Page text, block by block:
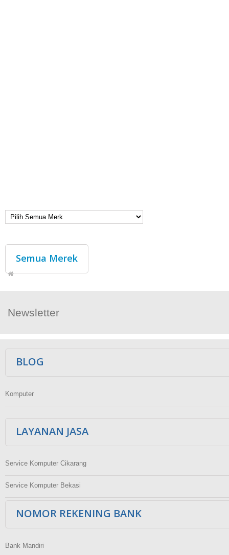
Semua Merek
Newsletter
BLOG
Komputer
LAYANAN JASA
Service Komputer Cikarang
Service Komputer Bekasi
NOMOR REKENING BANK
Bank Mandiri